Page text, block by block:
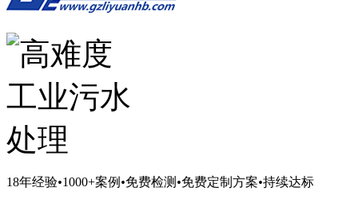
18年经验•1000+案例 •免费检测 •免费定制方案•持续达标